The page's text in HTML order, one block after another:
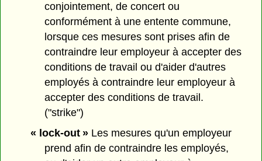
conjointement, de concert ou
conformément à une entente commune,
lorsque ces mesures sont prises afin de
contraindre leur employeur à accepter des
conditions de travail ou d'aider d'autres
employés à contraindre leur employeur à
accepter des conditions de travail.
("strike")
« lock-out »Les mesures qu'un employeur
prend afin de contraindre les employés,